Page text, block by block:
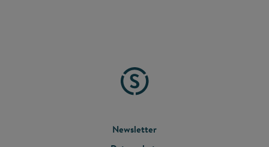
FOOTER
Newsletter